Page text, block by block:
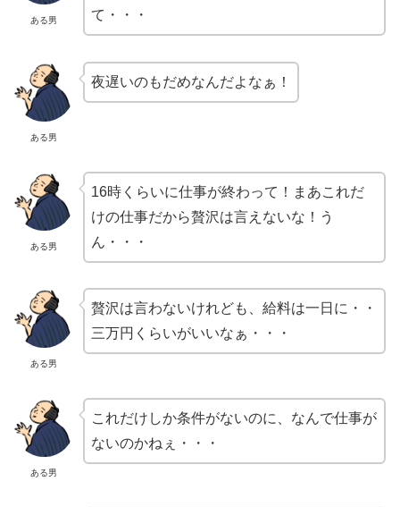
ある男
て・・・
ある男
夜遅いのもだめなんだよなぁ！
ある男
16時くらいに仕事が終わって！まあこれだ
けの仕事だから贅沢は言えないな！う
ん・・・
ある男
贅沢は言わないけれども、給料は一日に・・
三万円くらいがいいなぁ・・・
ある男
これだけしか条件がないのに、なんで仕事が
ないのかねぇ・・・